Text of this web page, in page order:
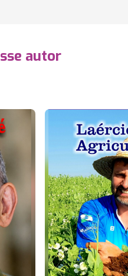
autor